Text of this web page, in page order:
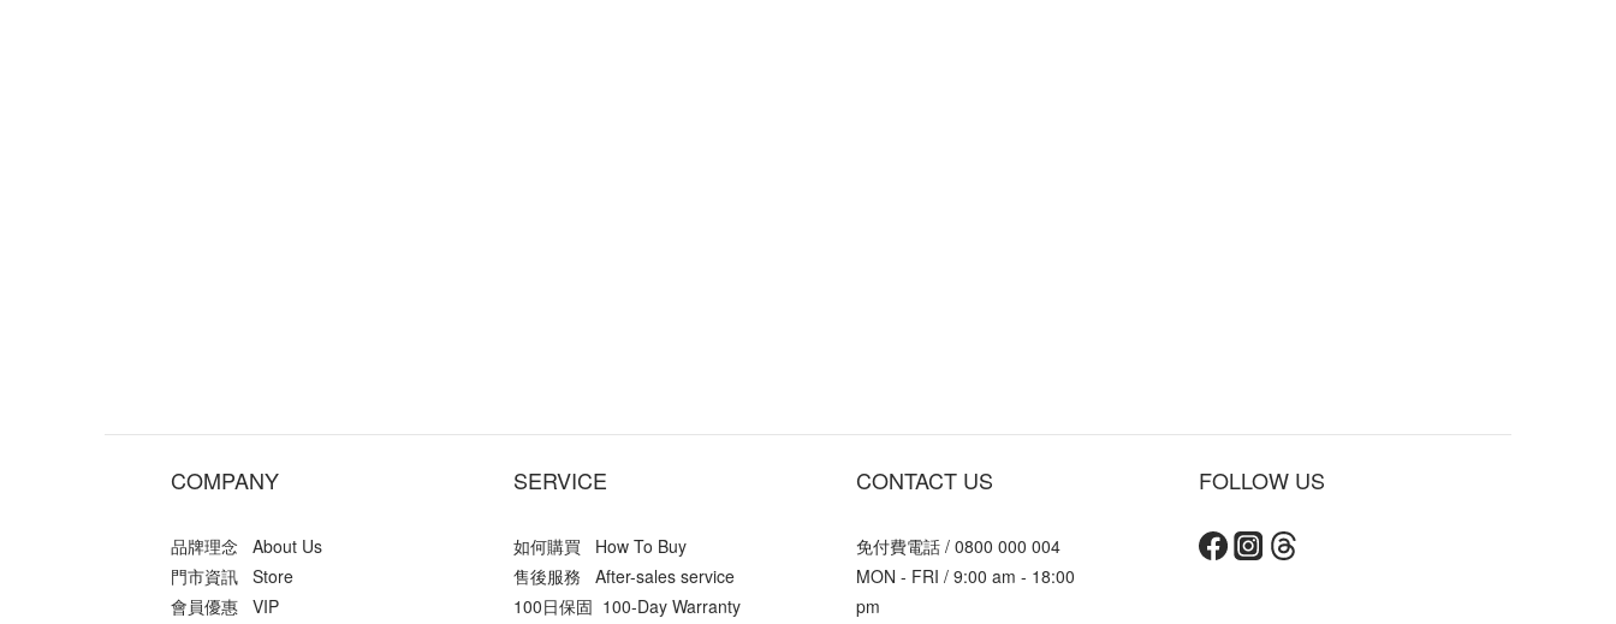
COMPANY
品牌理念 About Us
門市資訊 Store
會員優惠 VIP
SERVICE
如何購買 How To Buy
售後服務 After-sales service
100日保固 100-Day Warranty
CONTACT US
免付費電話 / 0800 000 004
MON - FRI / 9:00 am - 18:00
pm
FOLLOW US